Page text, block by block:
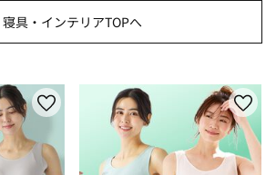
寝具・インテリアTOPへ